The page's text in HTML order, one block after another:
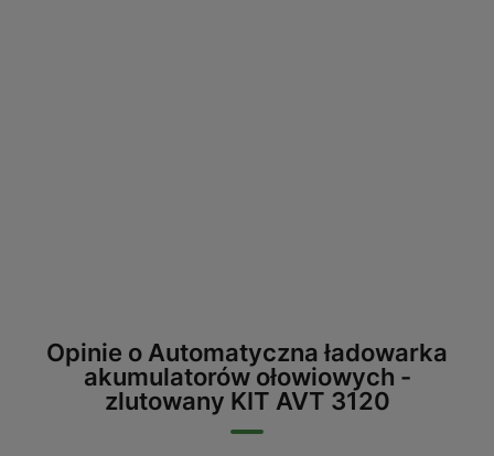
Opinie o Automatyczna ładowarka
akumulatorów ołowiowych -
zlutowany KIT AVT 3120